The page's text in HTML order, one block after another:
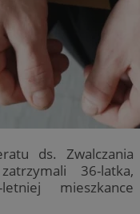
ds. Zwalczania
36-latka,
mieszkance